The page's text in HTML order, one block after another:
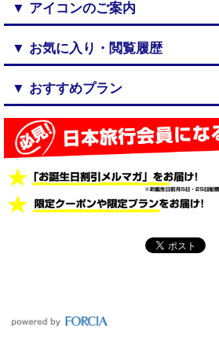
▼ アイコンのご案内
▼ お気に入り・閲覧履歴
▼ おすすめプラン